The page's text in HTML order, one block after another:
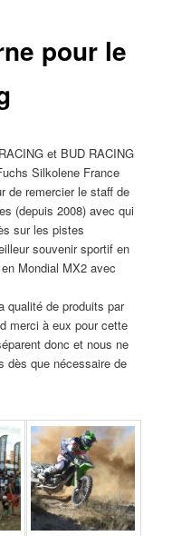
pour le
et BUD RACING
Silkolene France
de remercier le staff de
(depuis 2008) avec qui
sur les pistes
souvenir sportif en
Mondial MX2 avec
qualité de produits par
merci à eux pour cette
donc et nous ne
dès que nécessaire de